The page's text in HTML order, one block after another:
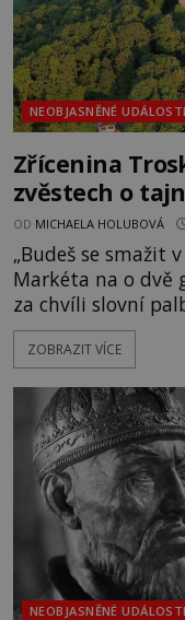
NEOBJASNĚNÉ UDÁLOSTI
Zřícenina
zvěstech o
OD MICHAELA HOLUBOVÁ
„Budeš se smažit
Markéta na o dvě
za chvíli slovní
katolička, druhá
nich se usídlí na
mezi vůdce
skutečně jistou
ZOBRAZIT VÍCE
NEOBJASNĚNÉ UDÁLOSTI